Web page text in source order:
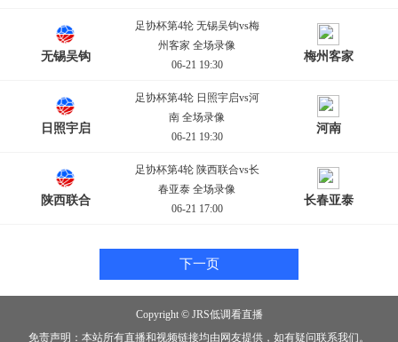
无锡吴钩
足协杯第4轮 无锡吴钩vs梅
州客家 全场录像
06-21 19:30
梅州客家
日照宇启
足协杯第4轮 日照宇启vs河
南 全场录像
06-21 19:30
河南
陕西联合
足协杯第4轮 陕西联合vs长
春亚泰 全场录像
06-21 17:00
长春亚泰
下一页
Copyright © JRS低调看直播
免责声明：本站所有直播和视频链接均由网友提供，如有疑问联系我们。